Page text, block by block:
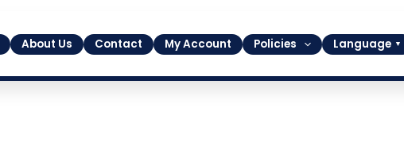
About Us Contact My Account Policies Language ▼